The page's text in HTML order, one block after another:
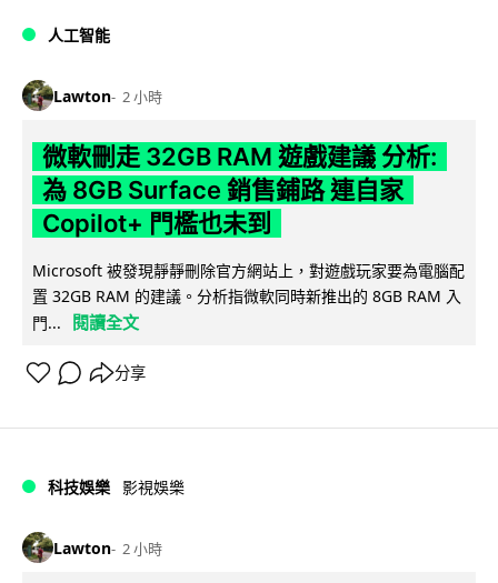
人工智能
Lawton 2 小時
微軟刪走 32GB RAM 遊戲建議 分析:
為 8GB Surface 銷售鋪路 連自家
Copilot+ 門檻也未到
Microsoft 被發現靜靜刪除官方網站上，對遊戲玩家要為電腦配
置 32GB RAM 的建議。分析指微軟同時新推出的 8GB RAM 入
門...
閱讀全文
分享
科技娛樂 影視娛樂
Lawton 2 小時